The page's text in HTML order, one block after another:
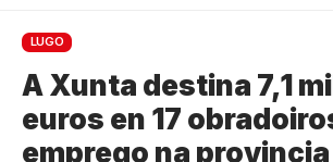
LUGO
A Xunta destina 7,1
euros en 17
emprego na